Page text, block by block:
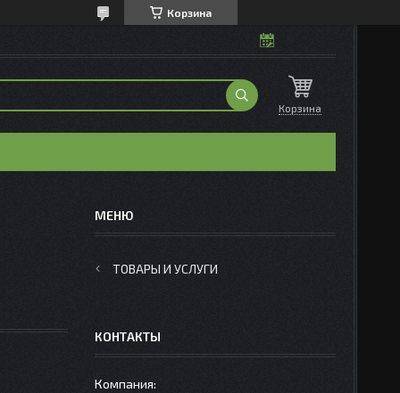
Корзина
Корзина
ТОВАРЫ И УСЛУГИ
КОНТАКТЫ